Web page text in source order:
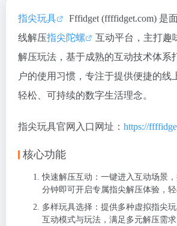
指尖玩具
Fffidget (ffffidget.com) 是
线解压指尖陀螺
互动平台，主打趣
解压玩法，基于成熟的互动技术体系
户的使用习惯，专注于提供便捷的线
轻松、可持续的数字生活理念。
指尖玩具官网入口网址： https://
核心功能
快速解压互动：一键进入互动场景
分钟即可开启专属指尖解压体验，轻
多样玩具选择：提供多种虚拟指尖
互动模式与玩法，满足多元解压需求